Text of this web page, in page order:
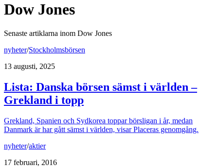
Dow Jones
Senaste artiklarna inom Dow Jones
nyheter/Stockholmsbörsen
13 augusti, 2025
Lista: Danska börsen sämst i världen –
Grekland i topp
Grekland, Spanien och Sydkorea toppar börsligan i år, medan
Danmark är har gått sämst i världen, visar Placeras genomgång.
nyheter/aktier
17 februari, 2016